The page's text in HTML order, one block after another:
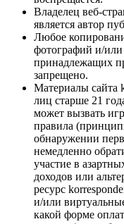
Владелец веб-
является автор
Любое
фотографий и/или
принадлежащих
запрещено.
Материалы сайта
лиц старше 21
может вызвать
правила
обнаружении
немедленно
участие в
доходов или
ресурс
и/или
какой форме